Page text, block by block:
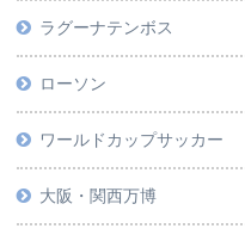
ラグーナテンボス
ローソン
ワールドカップサッカー
大阪・関西万博